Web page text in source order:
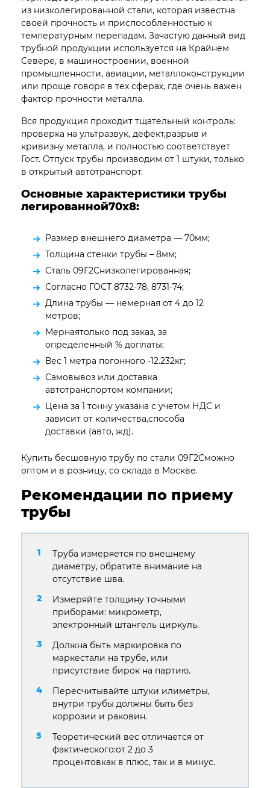
из низколегированной стали, которая известна
своей прочность и приспособленностью к
температурным перепадам. Зачастую данный вид
трубной продукции используется на Крайнем
Севере, в машиностроении, военной
промышленности, авиации, металлоконструкции
или проще говоря в тех сферах, где очень важен
фактор прочности металла.
Вся продукция проходит тщательный контроль:
проверка на ультразвук, дефект,разрыв и
кривизну металла, и полностью соответствует
Гост. Отпуск трубы производим от 1 штуки, только
в открытый автотранспорт.
Основные характеристики трубы
легированной70х8:
Размер внешнего диаметра — 70мм;
Толщина стенки трубы – 8мм;
Сталь 09Г2Снизколегированная;
Согласно ГОСТ 8732-78, 8731-74;
Длина трубы — немерная от 4 до 12
метров;
Мернаятолько под заказ, за
определенный % доплаты;
Вес 1 метра погонного -12.232кг;
Самовывоз или доставка
автотранспортом компании;
Цена за 1 тонну указана с учетом НДС и
зависит от количества,способа
доставки (авто, жд).
Купить бесшовную трубу по стали 09Г2Сможно
оптом и в розницу, со склада в Москве.
Рекомендации по приему
трубы
Труба измеряется по внешнему
диаметру, обратите внимание на
отсутствие шва.
Измеряйте толщину точными
приборами: микрометр,
электронный штангель циркуль.
Должна быть маркировка по
маркестали на трубе, или
присутствие бирок на партию.
Пересчитывайте штуки илиметры,
внутри трубы должны быть без
коррозии и раковин.
Теоретический вес отличается от
фактического:от 2 до 3
процентовкак в плюс, так и в минус.